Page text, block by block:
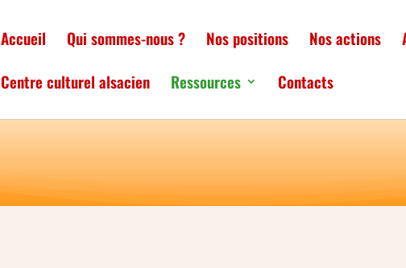
Accueil Qui sommes-nous ? Nos positions Nos actions
Centre culturel alsacien
Ressources Contacts